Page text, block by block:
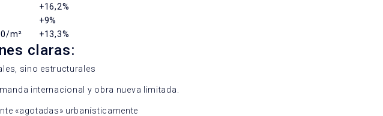
+16,2%
+9%
m² +13,3%
claras:
sino estructurales
internacional y obra nueva limitada.
«agotadas» urbanísticamente